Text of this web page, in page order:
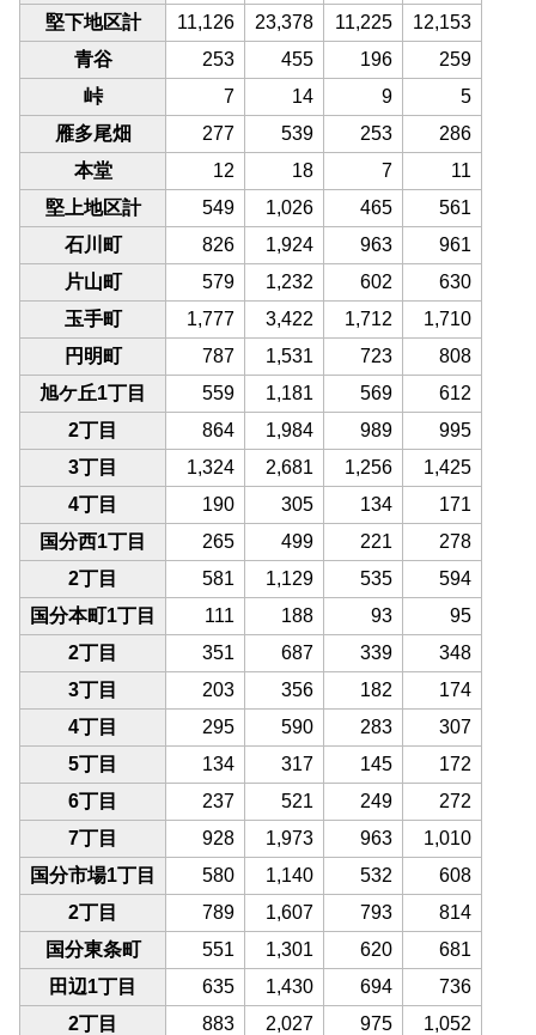
堅下地区計
11,126 23,378 11,225
12,153
青谷
253 455 196
259
峠
7 14 9
5
雁多尾畑
277 539 253
286
本堂
12 18 7
11
堅上地区計
549 1,026 465
561
石川町
826 1,924 963
961
片山町
579 1,232 602
630
玉手町
1,777 3,422 1,712
1,710
円明町
787 1,531 723
808
旭ケ丘1丁目
559 1,181 569
612
2丁目
864 1,984 989
995
3丁目
1,324 2,681 1,256
1,425
4丁目
190 305 134
171
国分西1丁目
265 499 221
278
2丁目
581 1,129 535
594
国分本町1丁目
111 188 93
95
2丁目
351 687 339
348
3丁目
203 356 182
174
4丁目
295 590 283
307
5丁目
134 317 145
172
6丁目
237 521 249
272
7丁目
928 1,973 963
1,010
国分市場1丁目
580 1,140 532
608
2丁目
789 1,607 793
814
国分東条町
551 1,301 620
681
田辺1丁目
635 1,430 694
736
2丁目
883 2,027 975
1,052